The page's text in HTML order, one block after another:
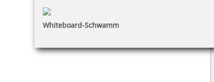
Whiteboard-Schwamm